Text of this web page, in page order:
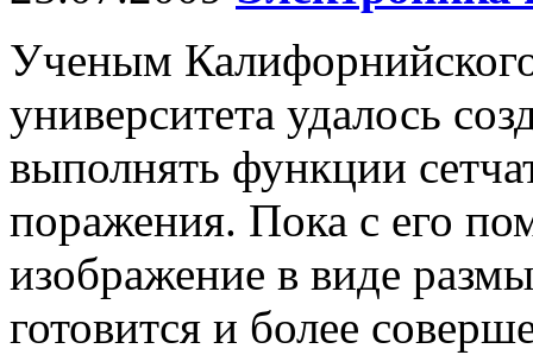
Ученым
университета удалось
выполнять функции
поражения. Пока с его
изображение в виде
готовится и более